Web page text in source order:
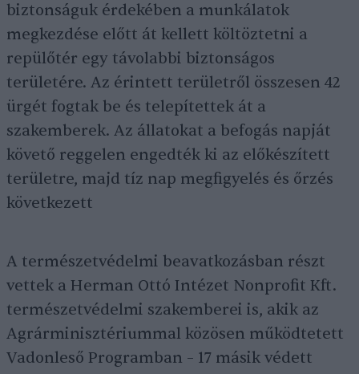
biztonságuk érdekében a munkálatok
megkezdése előtt át kellett költöztetni a
repülőtér egy távolabbi biztonságos
területére. Az érintett területről összesen 42
ürgét fogtak be és telepítettek át a
szakemberek. Az állatokat a befogás napját
követő reggelen engedték ki az előkészített
területre, majd tíz nap megfigyelés és őrzés
következett
A természetvédelmi beavatkozásban részt
vettek a Herman Ottó Intézet Nonprofit Kft.
természetvédelmi szakemberei is, akik az
Agrárminisztériummal közösen működtetett
Vadonleső Programban – 17 másik védett